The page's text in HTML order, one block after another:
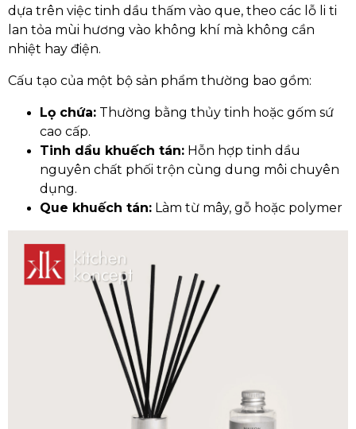
dựa trên việc tinh dầu thấm vào que, theo các lỗ li ti
lan tỏa mùi hương vào không khí mà không cần
nhiệt hay điện.
Cấu tạo của một bộ sản phẩm thường bao gồm:
Lọ chứa: Thường bằng thủy tinh hoặc gốm sứ
cao cấp.
Tinh dầu khuếch tán: Hỗn hợp tinh dầu
nguyên chất phối trộn cùng dung môi chuyên
dụng.
Que khuếch tán: Làm từ mây, gỗ hoặc polymer